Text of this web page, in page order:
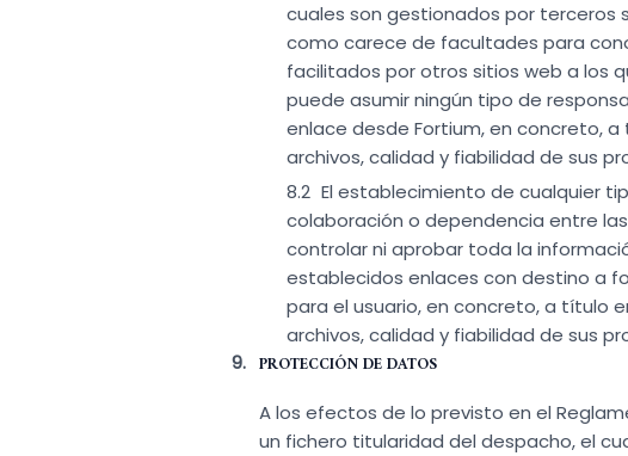
cuales son gestionados por terceros
como carece de facultades para
facilitados por otros sitios web a los
puede asumir ningún tipo de
enlace desde Fortium, en concreto,
archivos, calidad y fiabilidad de sus
El establecimiento de cualquier
colaboración o dependencia entre
controlar ni aprobar toda la
establecidos enlaces con destino a
para el usuario, en concreto, a título
archivos, calidad y fiabilidad de sus
PROTECCIÓN DE DATOS
A los efectos de lo previsto en el
un fichero titularidad del despacho, el